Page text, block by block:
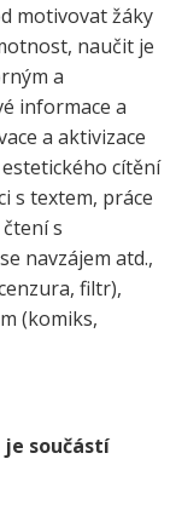
motivovat žáky
naučit je
a
informace a
a aktivizace
cítění
s textem, práce
s
navzájem atd.,
filtr),
(komiks,
součástí